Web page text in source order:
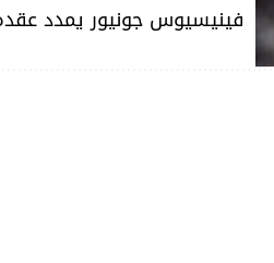
فينيسيوس جونيور يمدد عقده